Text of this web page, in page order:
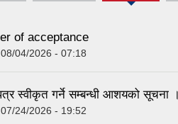
tab)
of acceptance
08/04/2026 - 07:18
स्वीकृत गर्ने सम्बन्धी आशयको सूचना ।
07/24/2026 - 19:52